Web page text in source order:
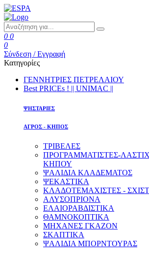
0 0
0
Σύνδεση / Εγγραφή
Κατηγορίες
ΓΕΝΝΗΤΡΙΕΣ ΠΕΤΡΕΛΑΙΟΥ
Best PRICEs ! || UNIMAC ||
ΨΗΣΤΑΡΙΕΣ
ΑΓΡΟΣ - ΚΗΠΟΣ
ΤΡΙΒΕΛΕΣ
ΠΡΟΓΡΑΜΜΑΤΙΣΤΕΣ-
ΚΗΠΟΥ
ΨΑΛΙΔΙΑ ΚΛΑΔΕΜΑΤΟΣ
ΨΕΚΑΣΤΙΚΑ
ΚΛΑΔΟΤΕΜΑΧΙΣΤΕΣ -
ΑΛΥΣΟΠΡΙΟΝΑ
ΕΛΑΙΟΡΑΒΔΙΣΤΙΚΑ
ΘΑΜΝΟΚΟΠΤΙΚΑ
ΜΗΧΑΝΕΣ ΓΚΑΖΟΝ
ΣΚΑΠΤΙΚΑ
ΨΑΛΙΔΙΑ ΜΠΟΡΝΤΟΥΡΑΣ